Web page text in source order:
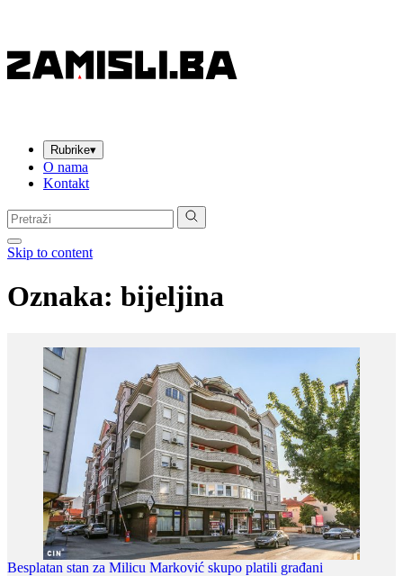
Rubrike▾
O nama
Kontakt
Pretraga:
Skip to content
Oznaka: bijeljina
Besplatan stan za Milicu Marković skupo platili građani